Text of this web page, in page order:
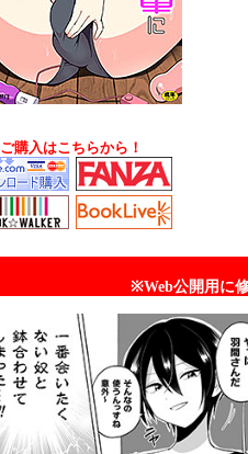
ご購入はこちらから！
※Web公開用に